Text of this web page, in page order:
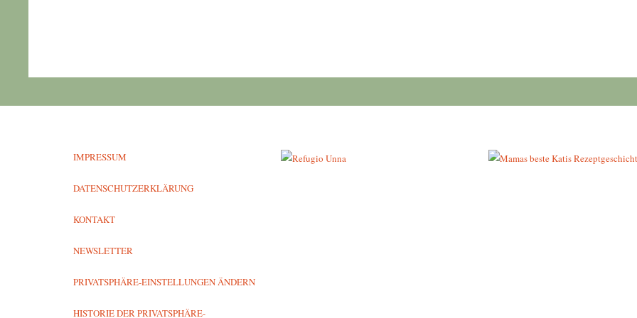
IMPRESSUM
DATENSCHUTZERKLÄRUNG
KONTAKT
NEWSLETTER
PRIVATSPHÄRE-EINSTELLUNGEN ÄNDERN
HISTORIE DER PRIVATSPHÄRE-